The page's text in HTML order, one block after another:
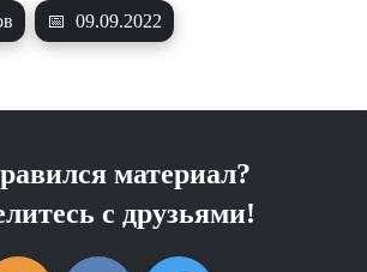
📅 09.09.2022
материал?
с друзьями!